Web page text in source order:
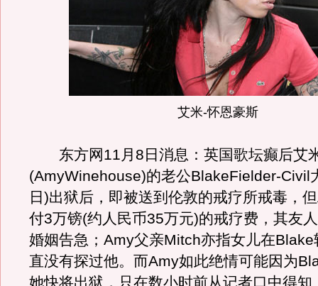
艾米-怀恩豪斯
东方网11月8日消息：英国歌坛癫后艾
(AmyWinehouse)的老公BlakeFielder-Civil
日)出狱后，即被送到伦敦的戒疗所戒毒，
付3万镑(约人民币35万元)的戒疗费，其友
婚姻告急；Amy父亲Mitch亦指女儿在Blake
直没有探过他。而Amy如此绝情可能因为
她快将出狱，只在数小时前从记者口中得知